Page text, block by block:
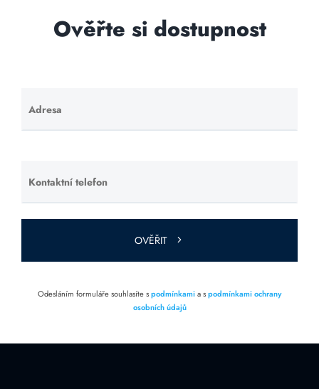
Ověřte si dostupnost
Adresa
Ponechte
toto pole
Kontaktní telefon
Ponechte
toto pole
prázdné.
OVĚŘIT
Odesláním formuláře souhlasíte spodmínkamia spodmínkami ochrany
osobních údajů